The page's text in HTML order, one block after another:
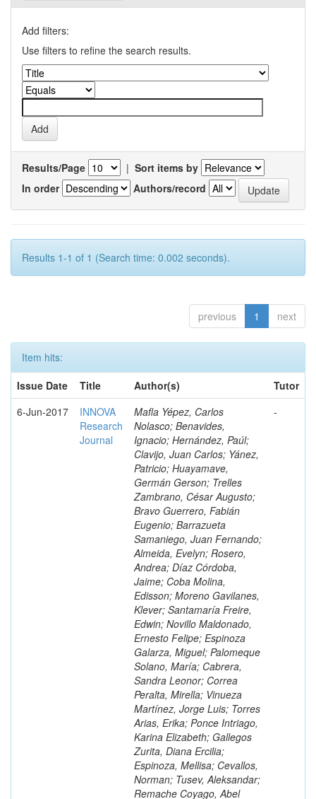
Add filters:
Use filters to refine the search results.
Results/Page | Sort items by
In order
Authors/record
Results 1-1 of 1 (Search time: 0.002 seconds).
previous 1 next
Item hits:
Issue Date
Title Author(s)
Tutor
6-Jun-2017
INNOVA
Research
Journal
Mafla Yépez, Carlos
Nolasco; Benavides,
Ignacio; Hernández, Paúl;
Clavijo, Juan Carlos; Yánez,
Patricio; Huayamave,
Germán Gerson; Trelles
Zambrano, César Augusto;
Bravo Guerrero, Fabián
Eugenio; Barrazueta
Samaniego, Juan Fernando;
Almeida, Evelyn; Rosero,
Andrea; Díaz Córdoba,
Jaime; Coba Molina,
Edisson; Moreno Gavilanes,
Klever; Santamaría Freire,
Edwin; Novillo Maldonado,
Ernesto Felipe; Espinoza
Galarza, Miguel; Palomeque
Solano, María; Cabrera,
Sandra Leonor; Correa
Peralta, Mirella; Vinueza
Martínez, Jorge Luis; Torres
Arias, Erika; Ponce Intriago,
Karina Elizabeth; Gallegos
Zurita, Diana Ercilia;
Espinoza, Mellisa; Cevallos,
Norman; Tusev, Aleksandar;
Remache Coyago, Abel
-